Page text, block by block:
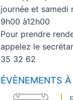
journée et samedi
9h00 à12h00
Pour prendre
appelez le
35 32 62
ÉVÈNEMENTS